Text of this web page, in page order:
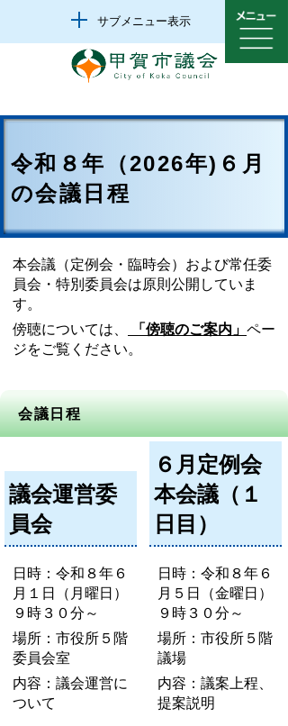
サブメニュー表示
令和８年（2026年)６月
の会議日程
本会議（定例会・臨時会）および常任委
員会・特別委員会は原則公開していま
す。
傍聴については、
「傍聴のご案内」 ペー
ジをご覧ください。
会議日程
議会運営委
員会
日時：令和８年６
月１日（月曜日）
９時３０分～
場所：市役所５階
委員会室
内容：議会運営に
ついて
６月定例会
本会議（１
日目）
日時：令和８年６
月５日（金曜日）
９時３０分～
場所：市役所５階
議場
内容：議案上程、
提案説明